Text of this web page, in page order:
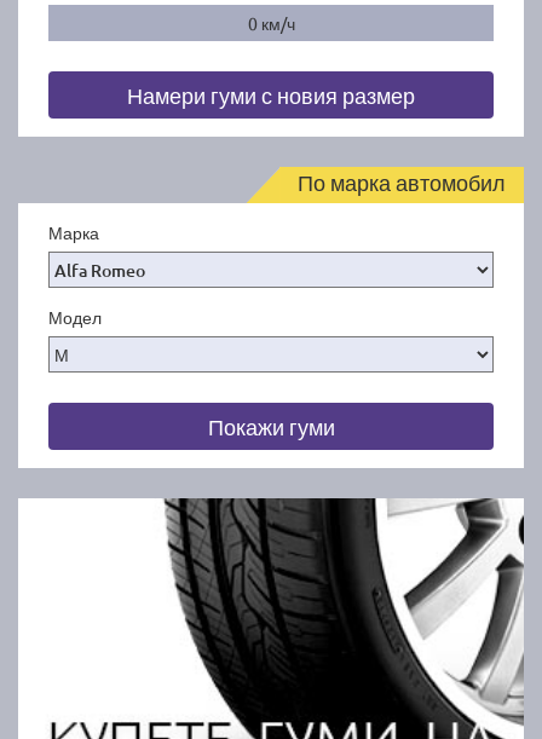
0 км/ч
Намери гуми с новия размер
По марка автомобил
Марка
Модел
Покажи гуми